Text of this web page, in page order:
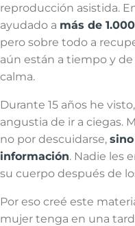
reproducción asistida.
ayudado a más de
pero sobre todo a
aún están a tiempo y
calma.
Durante 15 años he
angustia de ir a ciegas.
no por descuidarse,
información. Nadie les
su cuerpo después de
Por eso creé este
mujer tenga en una